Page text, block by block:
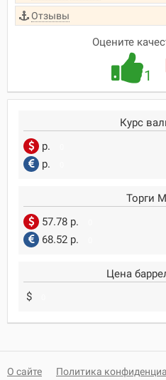
Отзывы
Оцените
1
Курс
р.
р.
Торги
57.78 р.
68.52 р.
Цена
$
О сайте Политика